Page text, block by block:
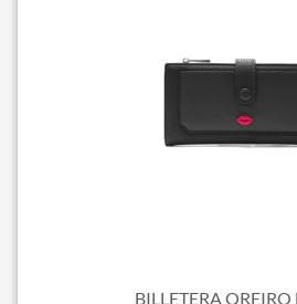
BILLETERA OREIRO